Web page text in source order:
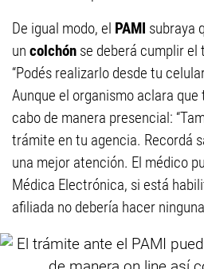
De igual modo, el PAMI subraya
un colchón se deberá cumplir el
“Podés realizarlo desde tu
Aunque el organismo aclara
cabo de manera presencial:
trámite en tu agencia. Recordá
una mejor atención. El médico
Médica Electrónica, si está
afiliada no debería hacer